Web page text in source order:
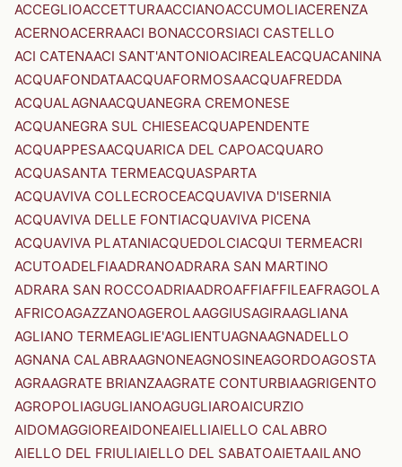
ACCEGLIOACCETTURAACCIANOACCUMOLIACERENZA
ACERNOACERRAACI BONACCORSIACI CASTELLO
ACI CATENAACI SANT'ANTONIOACIREALEACQUACANINA
ACQUAFONDATAACQUAFORMOSAACQUAFREDDA
ACQUALAGNAACQUANEGRA CREMONESE
ACQUANEGRA SUL CHIESEACQUAPENDENTE
ACQUAPPESAACQUARICA DEL CAPOACQUARO
ACQUASANTA TERMEACQUASPARTA
ACQUAVIVA COLLECROCEACQUAVIVA D'ISERNIA
ACQUAVIVA DELLE FONTIACQUAVIVA PICENA
ACQUAVIVA PLATANIACQUEDOLCIACQUI TERMEACRI
ACUTOADELFIAADRANOADRARA SAN MARTINO
ADRARA SAN ROCCOADRIAADROAFFIAFFILEAFRAGOLA
AFRICOAGAZZANOAGEROLAAGGIUSAGIRAAGLIANA
AGLIANO TERMEAGLIE'AGLIENTUAGNAAGNADELLO
AGNANA CALABRAAGNONEAGNOSINEAGORDOAGOSTA
AGRAAGRATE BRIANZAAGRATE CONTURBIAAGRIGENTO
AGROPOLIAGUGLIANOAGUGLIAROAICURZIO
AIDOMAGGIOREAIDONEAIELLIAIELLO CALABRO
AIELLO DEL FRIULIAIELLO DEL SABATOAIETAAILANO